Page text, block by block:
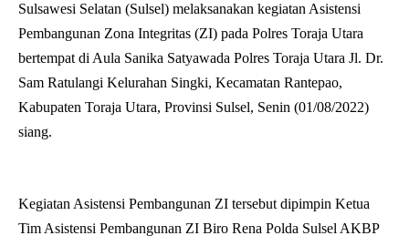
Sulsawesi Selatan (Sulsel) melaksanakan kegiatan Asistensi
Pembangunan Zona Integritas (ZI) pada Polres Toraja Utara
bertempat di Aula Sanika Satyawada Polres Toraja Utara Jl. Dr.
Sam Ratulangi Kelurahan Singki, Kecamatan Rantepao,
Kabupaten Toraja Utara, Provinsi Sulsel, Senin (01/08/2022)
siang.
Kegiatan Asistensi Pembangunan ZI tersebut dipimpin Ketua
Tim Asistensi Pembangunan ZI Biro Rena Polda Sulsel AKBP